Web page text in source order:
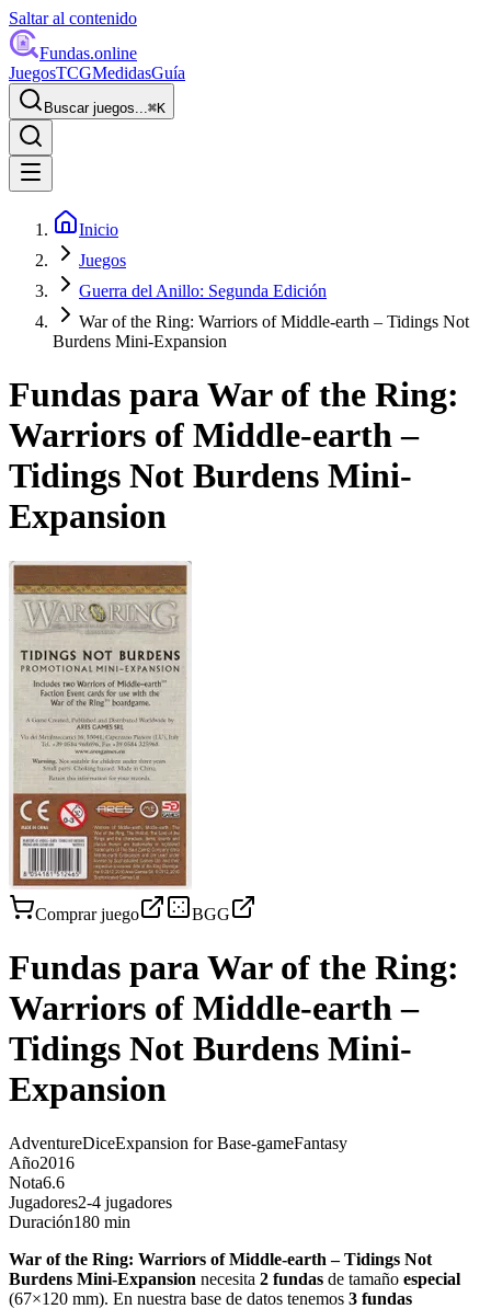
Saltar al contenido
Fundas.online
JuegosTCGMedidasGuía
Buscar juegos...⌘K
Inicio
Juegos
Guerra del Anillo: Segunda Edición
War of the Ring: Warriors of Middle-earth – Tidings Not
Burdens Mini-Expansion
Fundas paraWar of the Ring:
Warriors of Middle-earth –
Tidings Not Burdens Mini-
Expansion
Comprar juego BGG
Fundas paraWar of the Ring:
Warriors of Middle-earth –
Tidings Not Burdens Mini-
Expansion
AdventureDiceExpansion for Base-gameFantasy
Año2016
Nota6.6
Jugadores2-4 jugadores
Duración180 min
War of the Ring: Warriors of Middle-earth – Tidings Not
Burdens Mini-Expansion necesita 2 fundas de tamaño especial
(67×120 mm). En nuestra base de datos tenemos 3 fundas